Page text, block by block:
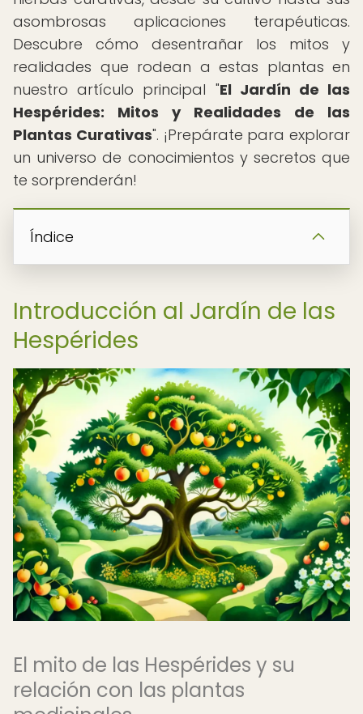
asombrosas aplicaciones terapéuticas.
Descubre cómo desentrañar los mitos y
realidades que rodean a estas plantas en
nuestro artículo principal "El Jardín de las
Hespérides: Mitos y Realidades de las
Plantas Curativas". ¡Prepárate para explorar
un universo de conocimientos y secretos que
te sorprenderán!
Índice
Introducción al Jardín de las
Hespérides
El mito de las Hespérides y su
relación con las plantas